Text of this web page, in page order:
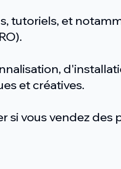
tutoriels, et
et créatives.
si vous vendez des